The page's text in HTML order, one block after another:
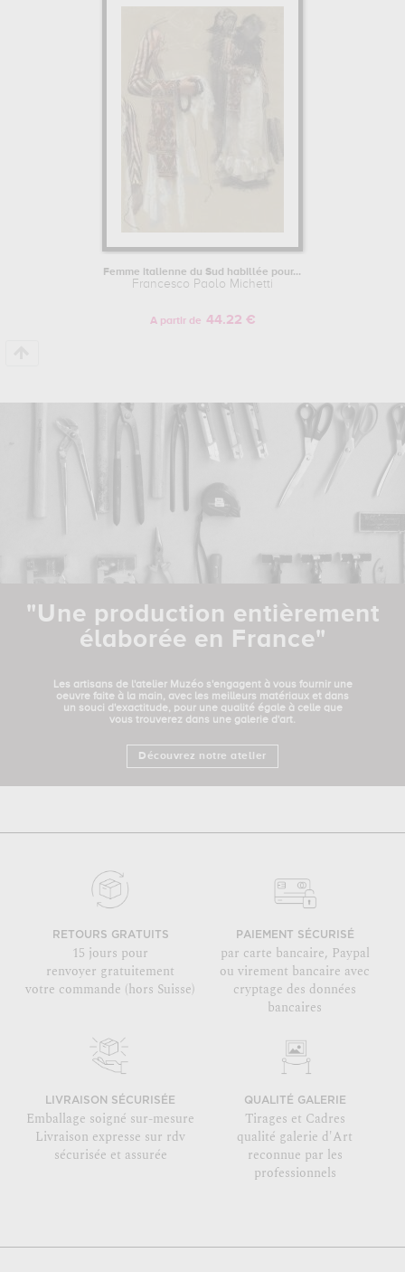
Femme italienne du Sud habillée pour...
Francesco Paolo Michetti
A partir de 44.22 €
"Une production entièrement
élaborée en France"
Les artisans de l'atelier Muzéo s'engagent à vous fournir une
oeuvre faite à la main, avec les meilleurs matériaux et dans
un souci d'exactitude, pour une qualité égale à celle que
vous trouverez dans une galerie d'art.
Découvrez notre atelier
RETOURS GRATUITS
15 jours pour
renvoyer gratuitement
votre commande (hors Suisse)
PAIEMENT SÉCURISÉ
par carte bancaire, Paypal
ou virement bancaire avec
cryptage des données
bancaires
LIVRAISON SÉCURISÉE
Emballage soigné sur-mesure
Livraison expresse sur rdv
sécurisée et assurée
QUALITÉ GALERIE
Tirages et Cadres
qualité galerie d'Art
reconnue par les
professionnels